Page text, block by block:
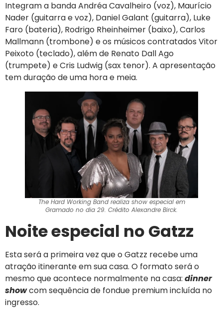
Integram a banda Andréa Cavalheiro (voz), Maurício
Nader (guitarra e voz), Daniel Galant (guitarra), Luke
Faro (bateria), Rodrigo Rheinheimer (baixo), Carlos
Mallmann (trombone) e os músicos contratados Vitor
Peixoto (teclado), além de Renato Dall Ago
(trumpete) e Cris Ludwig (sax tenor). A apresentação
tem duração de uma hora e meia.
The Hard Working Band realiza show especial em
Gramado no dia 29. Crédito Alexandre Birck.
Noite especial no Gatzz
Esta será a primeira vez que o Gatzz recebe uma
atração itinerante em sua casa. O formato será o
mesmo que acontece normalmente na casa: dinner
showcom sequência de fondue premium incluída no
ingresso.